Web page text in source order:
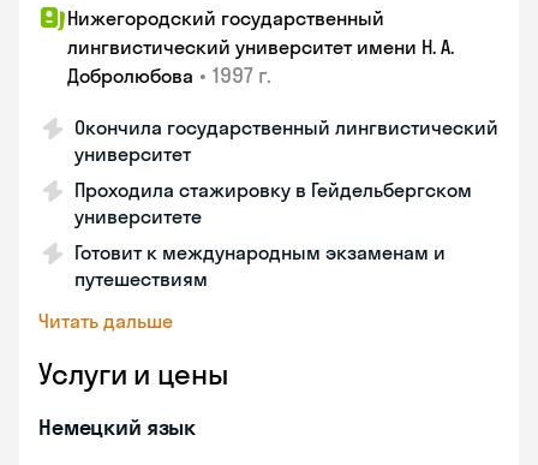
Нижегородский государственный
лингвистический университет имени Н. А.
Добролюбова • 1997 г.
Окончила государственный лингвистический
университет
Проходила стажировку в Гейдельбергском
университете
Готовит к международным экзаменам и
путешествиям
Читать дальше
Услуги и цены
Немецкий язык